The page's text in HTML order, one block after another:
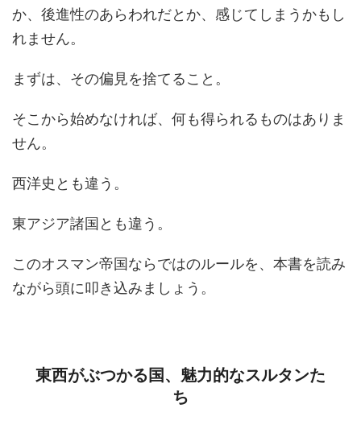
か、後進性のあらわれだとか、感じてしまうかもし
れません。
まずは、その偏見を捨てること。
そこから始めなければ、何も得られるものはありま
せん。
西洋史とも違う。
東アジア諸国とも違う。
このオスマン帝国ならではのルールを、本書を読み
ながら頭に叩き込みましょう。
東西がぶつかる国、魅力的なスルタンた
ち